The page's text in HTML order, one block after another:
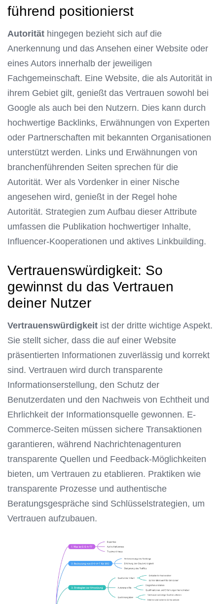
führend positionierst
Autorität hingegen bezieht sich auf die
Anerkennung und das Ansehen einer Website oder
eines Autors innerhalb der jeweiligen
Fachgemeinschaft. Eine Website, die als Autorität in
ihrem Gebiet gilt, genießt das Vertrauen sowohl bei
Google als auch bei den Nutzern. Dies kann durch
hochwertige Backlinks, Erwähnungen von Experten
oder Partnerschaften mit bekannten Organisationen
unterstützt werden. Links und Erwähnungen von
branchenführenden Seiten sprechen für die
Autorität. Wer als Vordenker in einer Nische
angesehen wird, genießt in der Regel hohe
Autorität. Strategien zum Aufbau dieser Attribute
umfassen die Publikation hochwertiger Inhalte,
Influencer-Kooperationen und aktives Linkbuilding.
Vertrauenswürdigkeit: So
gewinnst du das Vertrauen
deiner Nutzer
Vertrauenswürdigkeit ist der dritte wichtige Aspekt.
Sie stellt sicher, dass die auf einer Website
präsentierten Informationen zuverlässig und korrekt
sind. Vertrauen wird durch transparente
Informationserstellung, den Schutz der
Benutzerdaten und den Nachweis von Echtheit und
Ehrlichkeit der Informationsquelle gewonnen. E-
Commerce-Seiten müssen sichere Transaktionen
garantieren, während Nachrichtenagenturen
transparente Quellen und Feedback-Möglichkeiten
bieten, um Vertrauen zu etablieren. Praktiken wie
transparente Prozesse und authentische
Beratungsgespräche sind Schlüsselstrategien, um
Vertrauen aufzubauen.